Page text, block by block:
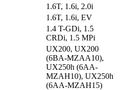
1.6T, 1.6i, 2.0i
1.6T, 1.6i, EV
1.4 T-GDi, 1.5
CRDi, 1.5 MPi
UX200, UX200
(6BA-MZAA10),
UX250h (6AA-
MZAH10), UX250h
(6AA-MZAH15)